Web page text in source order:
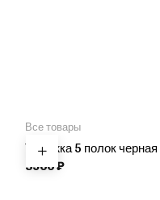
Все товары
Тележка 5 полок черная
3900₽